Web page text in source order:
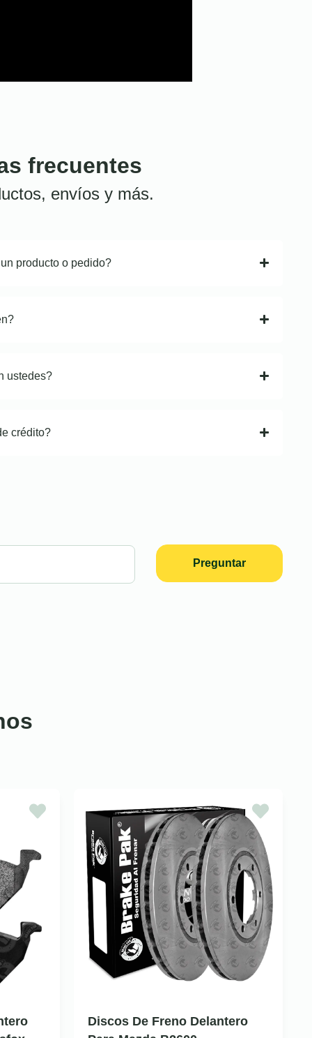
frecuentes
envíos y más.
producto o pedido?
ustedes?
crédito?
Preguntar
Discos De Freno Delantero